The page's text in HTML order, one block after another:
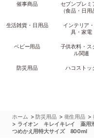
催事商品
セブンプレミ
（食品・日用
生活雑貨・日用品
インテリア
具・家電
ベビー用品
子供衣料・ス
ル関連
防災用品 ハコストッ
ホーム >防災用品 > 衛生用品 >
> ライオン キレイキレイ 薬用
つめかえ用特大サイズ 800ml